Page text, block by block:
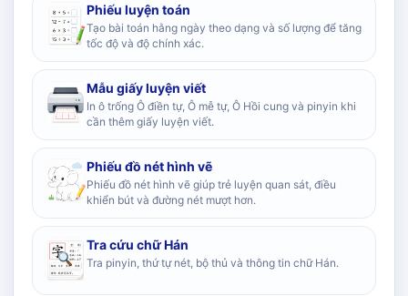
Phiếu luyện toán
Tạo bài toán hằng ngày theo dạng và số lượng để tăng
tốc độ và độ chính xác.
Mẫu giấy luyện viết
In ô trống Ô điền tự, Ô mễ tự, Ô Hồi cung và pinyin khi
cần thêm giấy luyện viết.
Phiếu đồ nét hình vẽ
Phiếu đồ nét hình vẽ giúp trẻ luyện quan sát, điều
khiển bút và đường nét mượt hơn.
Tra cứu chữ Hán
Tra pinyin, thứ tự nét, bộ thủ và thông tin chữ Hán.